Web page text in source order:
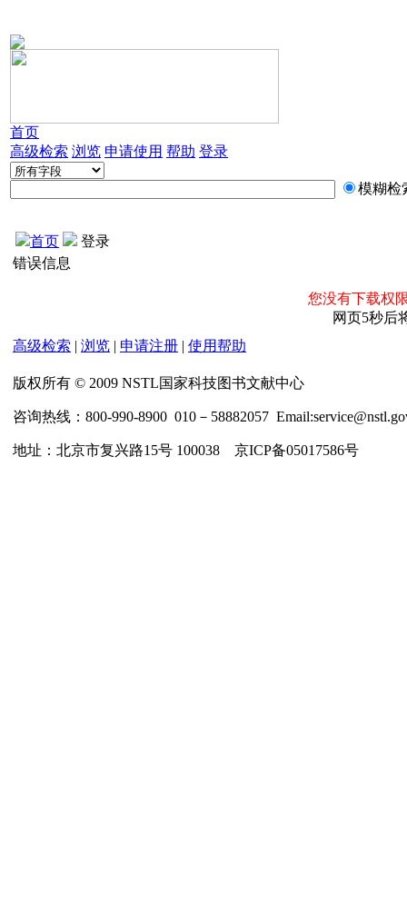
首页
高级检索 浏览 申请使用 帮助 登录
模糊检
首页
登录
错误信息
您没有下载权
网页5秒后
高级检索 | 浏览 | 申请注册 | 使用帮助
版权所有 © 2009 NSTL国家科技图书文献中心
咨询热线：800-990-8900 010－58882057
地址：北京市复兴路15号 100038 京ICP备05017586号